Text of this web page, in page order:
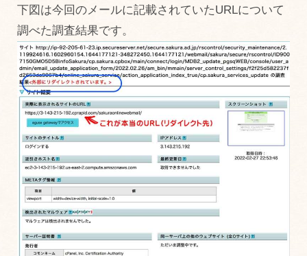
下図は今回のメールに記載されていたURLについて
調べた調査結果です。